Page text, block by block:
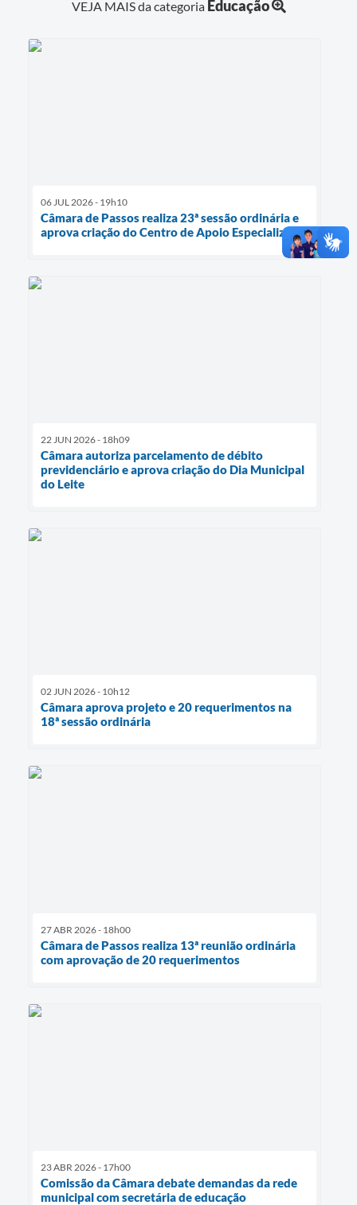
VEJA MAIS da categoria Educação
06 JUL 2026 - 19h10
Câmara de Passos realiza 23ª sessão ordinária e
aprova criação do Centro de Apoio Especializado
22 JUN 2026 - 18h09
Câmara autoriza parcelamento de débito
previdenciário e aprova criação do Dia Municipal
do Leite
02 JUN 2026 - 10h12
Câmara aprova projeto e 20 requerimentos na
18ª sessão ordinária
27 ABR 2026 - 18h00
Câmara de Passos realiza 13ª reunião ordinária
com aprovação de 20 requerimentos
23 ABR 2026 - 17h00
Comissão da Câmara debate demandas da rede
municipal com secretária de educação